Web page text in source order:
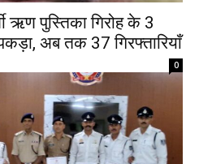
ऋण पुस्तिका गिरोह के 3
अब तक 37 गिरफ्तारियाँ
0